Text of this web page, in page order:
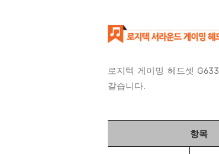
로지텍 게이밍 헤드셋 G633
같습니다.
항목